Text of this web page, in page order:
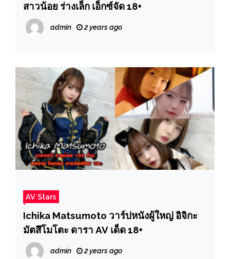
สาวน้อย ร่างเล็ก เอ็กซ์จัด 18+
admin 2 years ago
AV Stars
Ichika Matsumoto วาร์ปหนังผู้ใหญ่ อิจิกะ
มัตสึโมโตะ ดารา AV เด็ด 18+
admin 2 years ago